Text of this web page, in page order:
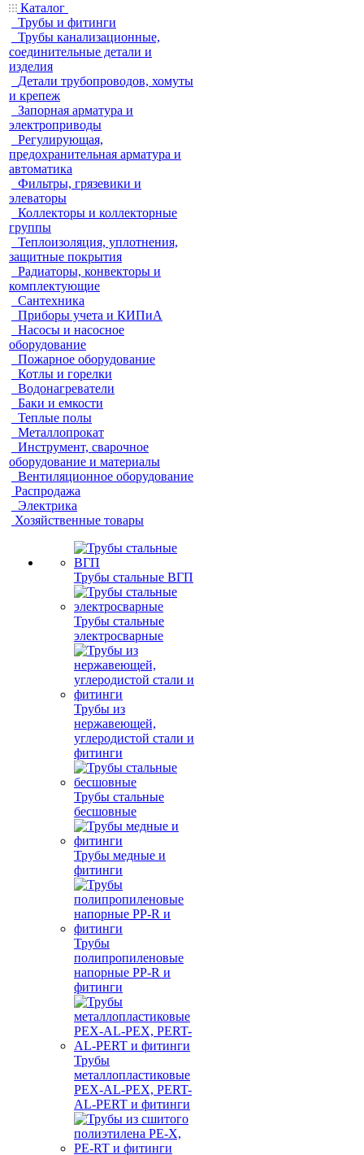
Каталог
Трубы и фитинги
Трубы канализационные,
соединительные детали и
изделия
Детали трубопроводов, хомуты
и крепеж
Запорная арматура и
электроприводы
Регулирующая,
предохранительная арматура и
автоматика
Фильтры, грязевики и
элеваторы
Коллекторы и коллекторные
группы
Теплоизоляция, уплотнения,
защитные покрытия
Радиаторы, конвекторы и
комплектующие
Сантехника
Приборы учета и КИПиА
Насосы и насосное
оборудование
Пожарное оборудование
Котлы и горелки
Водонагреватели
Баки и емкости
Теплые полы
Металлопрокат
Инструмент, сварочное
оборудование и материалы
Вентиляционное оборудование
Распродажа
Электрика
Хозяйственные товары
Трубы стальные ВГП
Трубы стальные
электросварные
Трубы из
нержавеющей,
углеродистой стали и
фитинги
Трубы стальные
бесшовные
Трубы медные и
фитинги
Трубы
полипропиленовые
напорные PP-R и
фитинги
Трубы
металлопластиковые
PEX-AL-PEX, PERT-
AL-PERT и фитинги